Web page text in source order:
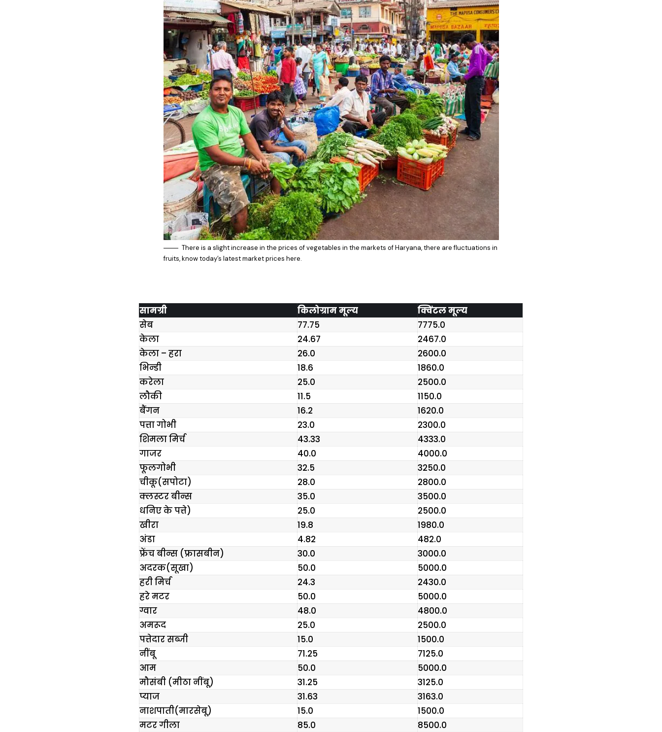
There is a slight increase in the prices of vegetables in the markets of Haryana, there are fluctuations in
fruits, know today’s latest market prices here.
सामग्री किलोग्राम मूल्य
क्विंटल मूल्य
सेब
₹77.75
₹7775.0
केला
₹24.67
₹2467.0
केला – हरा
₹26.0
₹2600.0
भिन्डी
₹18.6
₹1860.0
करेला
₹25.0
₹2500.0
लौकी
₹11.5
₹1150.0
बैंगन
₹16.2
₹1620.0
पत्ता गोभी
₹23.0
₹2300.0
शिमला मिर्च
₹43.33
₹4333.0
गाजर
₹40.0
₹4000.0
फूलगोभी
₹32.5
₹3250.0
चीकू(सपोटा)
₹28.0
₹2800.0
क्लस्टर बीन्स
₹35.0
₹3500.0
धनिए के पत्ते)
₹25.0
₹2500.0
खीरा
₹19.8
₹1980.0
अंडा
₹4.82
₹482.0
फ्रेंच बीन्स (फ्रासबीन)
₹30.0
₹3000.0
अदरक(सूखा)
₹50.0
₹5000.0
हरी मिर्च
₹24.3
₹2430.0
हरे मटर
₹50.0
₹5000.0
ग्वार
₹48.0
₹4800.0
अमरूद
₹25.0
₹2500.0
पत्तेदार सब्जी
₹15.0
₹1500.0
नींबू
₹71.25
₹7125.0
आम
₹50.0
₹5000.0
मौसंबी (मीठा नींबू)
₹31.25
₹3125.0
प्याज
₹31.63
₹3163.0
नाशपाती(मारसेबू)
₹15.0
₹1500.0
मटर गीला
₹85.0
₹8500.0